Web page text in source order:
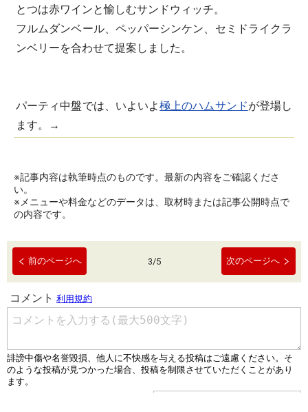
とつは赤ワインと愉しむサンドウィッチ。
フルムダンベール、ペッパーシンケン、セミドライクラ
ンベリーを合わせて提案しました。
パーティ中盤では、いよいよ極上のハムサンドが登場し
ます。→
※記事内容は執筆時点のものです。最新の内容をご確認くださ
い。
※メニューや料金などのデータは、取材時または記事公開時点で
の内容です。
前のページへ 3/5 次のページへ